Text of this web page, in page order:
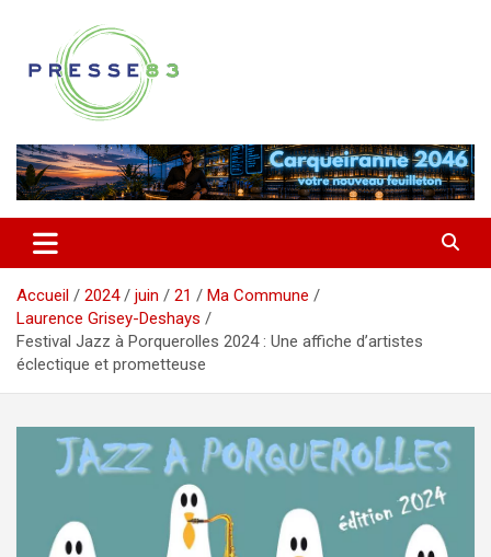
contenu
Presse 83
Accueil 2024 juin 21
Ma Commune
Laurence Grisey-Deshays
Festival Jazz à Porquerolles 2024 : Une affiche d’artistes
éclectique et prometteuse